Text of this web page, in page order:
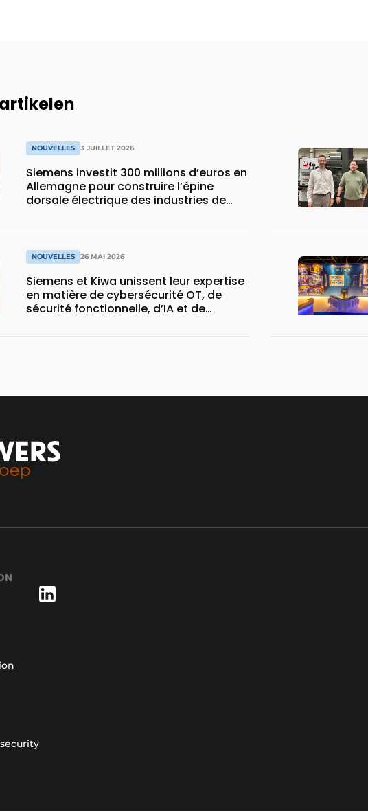
NOUVELLES 3 JUILLET 2026
Siemens investit 300 millions d’euros en
Allemagne pour construire l’épine
dorsale électrique des industries de
NOUVELLES 26 MAI 2026
Siemens et Kiwa unissent leur expertise
en matière de cybersécurité OT, de
sécurité fonctionnelle, d’IA et de